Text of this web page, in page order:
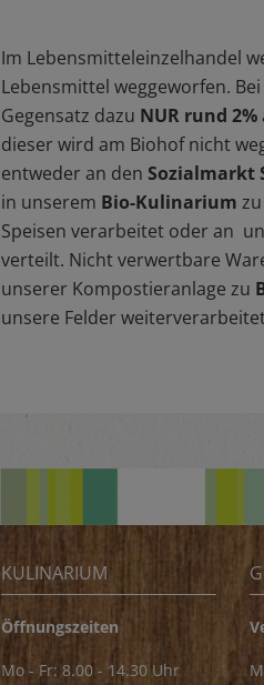
Im Lebensmitteleinzelhandel
Lebensmittel weggeworfen.
Gegensatz dazu NUR rund 2%
dieser wird am Biohof nicht
entweder an den Sozialmarkt
in unserem Bio-Kulinarium
Speisen verarbeitet oder an
verteilt. Nicht verwertbare
unserer Kompostieranlage zu
unsere Felder
KULINARIUM
Öffnungszeiten
Mo - Fr: 8.00 - 14.30 Uhr